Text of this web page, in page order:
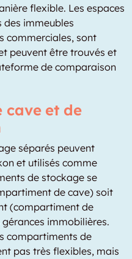
flexible. Les espaces
des immeubles
commerciales, sont
peuvent être trouvés et
de comparaison
cave et de
séparés peuvent
et utilisés comme
de stockage se
de cave) soit
(compartiment de
immobilières.
compartiments de
pas très flexibles, mais